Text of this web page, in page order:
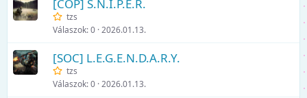
[COP] S.N.I.P.E.R.
tzs
Válaszok 0 2026.01.13.
[SOC] L.E.G.E.N.D.A.R.Y.
tzs
Válaszok 0 2026.01.13.